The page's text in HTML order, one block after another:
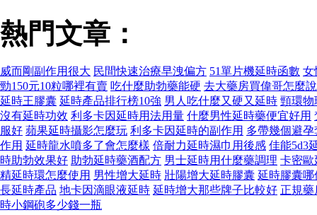
熱門文章：
威而剛副作用很大 民間快速治療早洩偏方 51單片機延時函數 女
勁150元10粒哪裡有賣 吃什麼助勃藥能硬 去大藥房買偉哥怎麼說
延時王膠囊 延時產品排行榜10強 男人吃什麼又硬又延時 頸環物
沒有延時功效 利多卡因延時用法用量 什麼男性延時藥便宜好用
服好 蘋果延時攝影怎麼玩 利多卡因延時的副作用 多帶幾個避
作用 延時龍水噴多了會怎麼樣 倍耐力延時濕巾用後感 佳能5d3
時助勃效果好 助勃延時藥酒配方 男士延時用什麼藥調理 卡密歐
精延時環怎麼使用 男性增大延時 壯陽增大延時膠囊 延時膠囊哪
長延時產品 地卡因滴眼液延時 延時增大那些牌子比較好 正規
時小鋼砲多少錢一瓶